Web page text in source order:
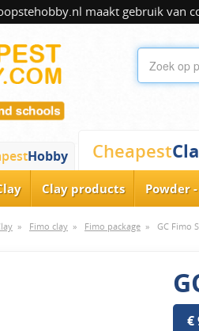
maakt gebruik van
Hobby Cheapest
Clay products Powder
» Fimo clay » Fimo package » GC Fimo
€